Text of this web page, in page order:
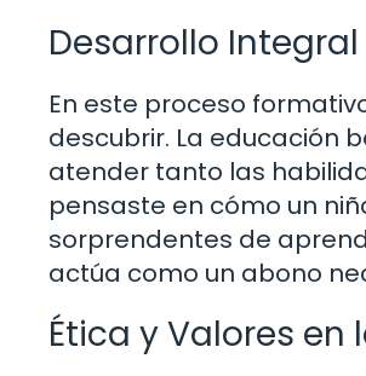
Desarrollo
En este proceso
descubrir. La educación
atender tanto las
pensaste en cómo un
sorprendentes de
actúa como un abono
Ética y Valores en